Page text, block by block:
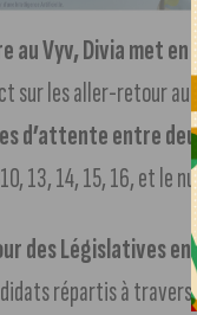
au Vyv, Divia met
sur les aller-retour
d’attente entre
13, 14, 15, 16, et le
des Législatives
répartis à